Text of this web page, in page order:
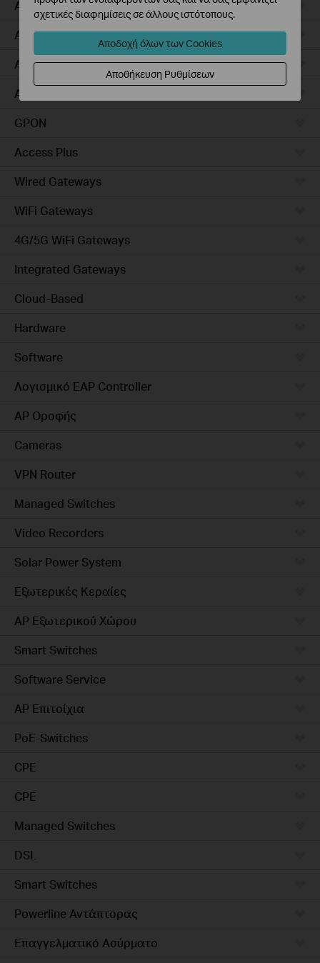
Access Pro
Aggregation
Access Max
Access
GPON
Access Plus
Wired Gateways
WiFi Gateways
4G/5G WiFi Gateways
Integrated Gateways
Cloud-Based
Hardware
Software
Λογισμικό EAP Controller
AP Οροφής
Cameras
VPN Router
Managed Switches
Video Recorders
Solar Power System
Εξωτερικές Κεραίες
AP Εξωτερικού Χώρου
Smart Switches
Software Service
AP Επιτοίχια
PoE-Switches
CPE
CPE
Managed Switches
DSL
Smart Switches
Powerline Αντάπτορας
Επαγγελματικό Ασύρματο
σχετικές διαφημίσεις σε άλλους ιστότοπους.
Αποδοχή όλων των Cookies
Αποθήκευση Ρυθμίσεων